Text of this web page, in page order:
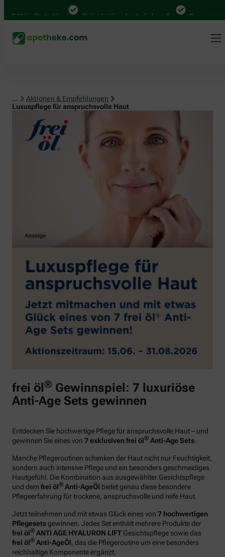
in Deutschland Online bei Ihrer Apotheke bestellen Bequem
...
Aktionen & Empfehlungen
Luxuspflege für anspruchsvolle Haut
frei öl ® Gewinnspiel: 7 luxuriöse
Anti-Age Sets gewinnen
Entdecken Sie hochwertige Pflege für anspruchsvolle Haut – und
gewinnen Sie eines von 7 exklusiven frei öl® Anti-Age Sets
Manche Pflegeroutinen schenken der Haut nicht nur Feuchtigkeit,
sondern auch intensive Pflege und ein besonders geschmeidiges
Hautgefühl. Die Kombination aus ausgewählter Gesichtspflege
und dem frei öl® Anti-AgeÖl bietet genau diese besondere
Pflegeerfahrung für trockene, anspruchsvolle und reife Haut.
Jetzt teilnehmen und mit etwas Glück eines von 7 hochwertigen
Pflegesetsgewinnen. Jedes Set enthält mehrere Produkte der
frei öl® ANTI AGE HYALURON LIFT Gesichtspflege sowie das
frei öl® Anti-AgeÖl , das die Pflegeroutine um eine besonders
reichhaltige Komponente ergänzt.